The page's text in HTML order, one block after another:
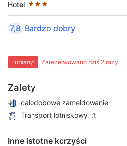
Hotel
7,8 Bardzo dobry
Lubiany! Zarezerwowano dziś 2 razy
Zalety
całodobowe zameldowanie
Transport lotniskowy
Inne istotne korzyści